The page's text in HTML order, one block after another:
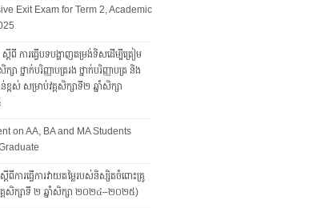
Exit Exam for Term 2, Academic
ពី ការធ្វើបទបង្ហាញតម្រង់ទិសដើម្បីត្រៀម
ា ថ្នាក់បរិញ្ញាបត្ររង ថ្នាក់បរិញ្ញាបត្រ និង
ន់ខ្ពស់ សម្រាប់វគ្គសិក្សាទី២ ឆ្នាំសិក្សា
on AA, BA and MA Students
ការធ្វើការវាយតម្លៃរបស់និស្សិតចំពោះគ្រូ
គ្គសិក្សាទី ២ ឆ្នាំសិក្សា ២០២៤–២០២៥)